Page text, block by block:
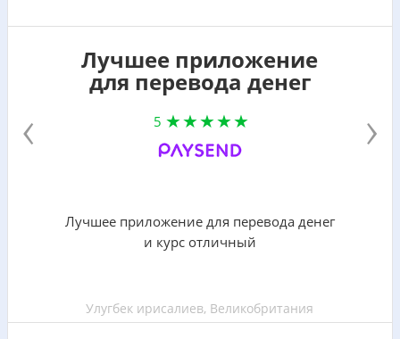
Лучшее приложение
для перевода денег
5
Лучшее приложение для перевода денег
и курс отличный
Улугбек ирисалиев, Великобритания
‹ ›